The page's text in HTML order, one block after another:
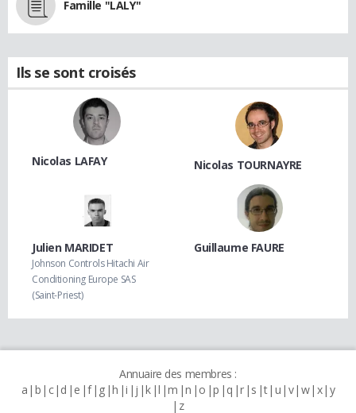
Famille "LALY"
Ils se sont croisés
Nicolas LAFAY Nicolas TOURNAYRE
Julien MARIDET
Johnson Controls Hitachi Air
Conditioning Europe SAS
(Saint-Priest)
Guillaume FAURE
Annuaire des membres :
a b c d e f g h i j k l m n o p q r s t u v w x y
z